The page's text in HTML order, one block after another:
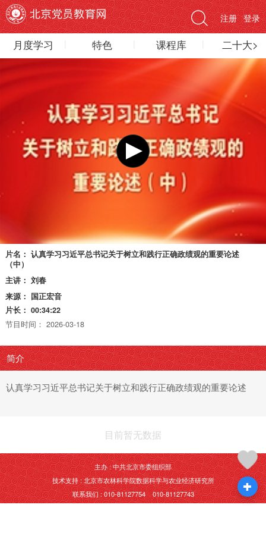
登录
注册
月度学习 特色 课程库 二十大>
片名： 认真学习习近平总书记关于树立和践行正确政绩观的重要论述
（中）
主讲： 刘春
来源： 国正宏音
片长： 00:34:22
节目时间： 2026-03-18
简介
认真学习习近平总书记关于树立和践行正确政绩观的重要论述
目前暂无数据
主办 : 中共北京市委组织部
技术支持 : 北京市农林科学院数据科学与农业经济研究所
联系我们 : 010-81127754 010-81127743